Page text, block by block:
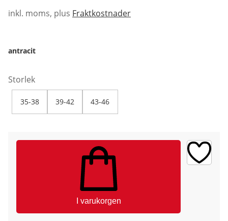
inkl. moms, plus Fraktkostnader
antracit
Storlek
35-38 39-42 43-46
I varukorgen